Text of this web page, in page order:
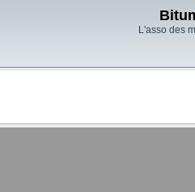
L'asso des